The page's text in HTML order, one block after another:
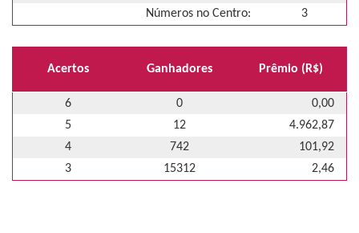
Números no Centro:
3
Acertos Ganhadores Prêmio (R$)
6 0
0,00
5
12
4.962,87
4
742
101,92
3
15312 2,46